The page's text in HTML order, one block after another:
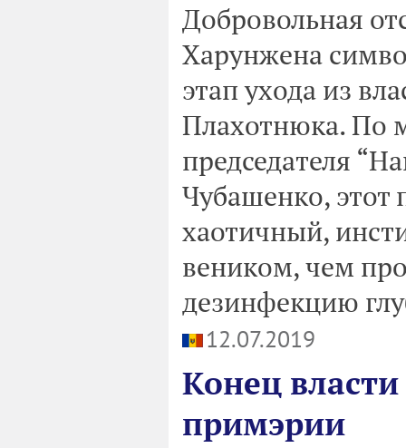
Добровольная
Харунжена
этап ухода из
Плахотнюка. По
председателя
Чубашенко, этот
хаотичный,
веником, чем
дезинфекцию
12.07.2019
Конец
примэрии